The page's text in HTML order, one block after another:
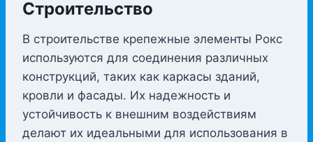
Строительство
В строительстве крепежные элементы Рокс
используются для соединения различных
конструкций, таких как каркасы зданий,
кровли и фасады. Их надежность и
устойчивость к внешним воздействиям
делают их идеальными для использования в